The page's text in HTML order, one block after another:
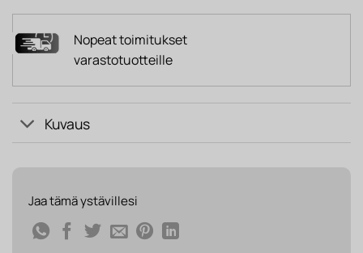
Nopeat toimitukset
varastotuotteille
Kuvaus
Jaa tämä ystävillesi